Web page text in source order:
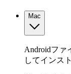
Mac
Androidファ
してインス